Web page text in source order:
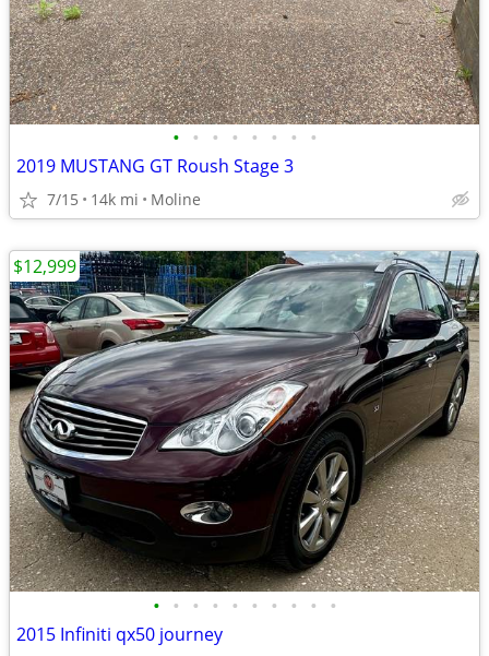
• • • • • • • •
2019 MUSTANG GT Roush Stage 3
7/15 14k mi Moline
• • • • • • • • • •
2015 Infiniti qx50 journey
$12,999